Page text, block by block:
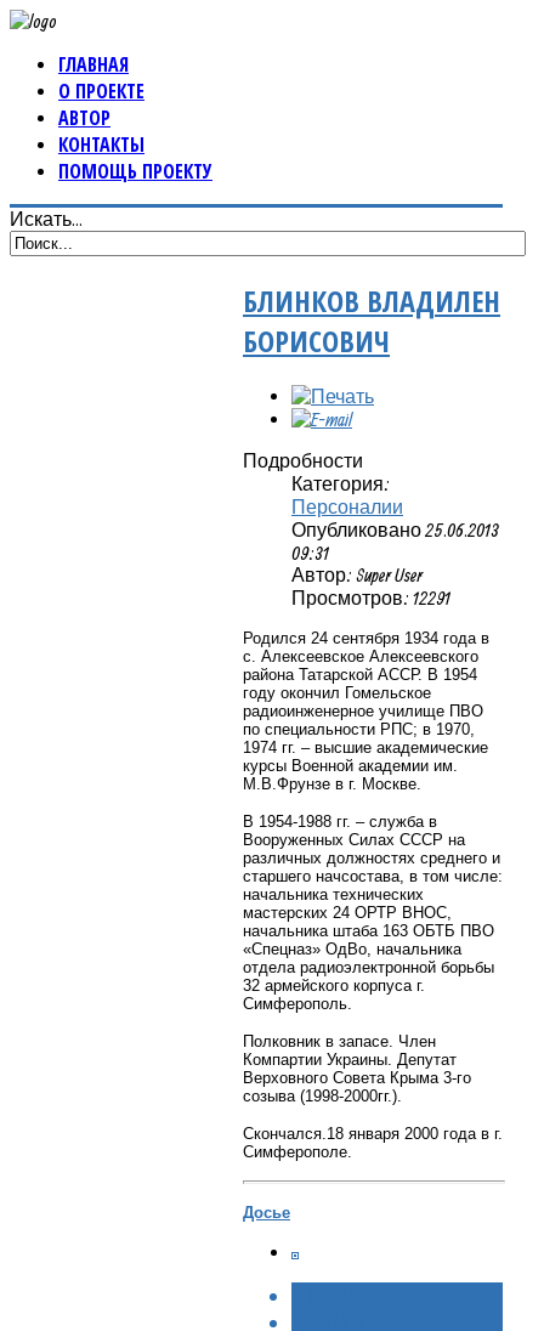
ГЛАВНАЯ
О ПРОЕКТЕ
АВТОР
КОНТАКТЫ
ПОМОЩЬ ПРОЕКТУ
Искать...
БЛИНКОВ ВЛАДИЛЕН
БОРИСОВИЧ
Подробности
Категория:
Персоналии
Опубликовано 25.06.2013
09:31
Автор: Super User
Просмотров: 12291
Родился 24 сентября 1934 года в
с. Алексеевское Алексеевского
района Татарской АССР. В 1954
году окончил Гомельское
радиоинженерное училище ПВО
по специальности РПС; в 1970,
1974 гг. – высшие академические
курсы Военной академии им.
М.В.Фрунзе в г. Москве.
В 1954-1988 гг. – служба в
Вооруженных Силах СССР на
различных должностях среднего и
старшего начсостава, в том числе:
начальника технических
мастерских 24 ОРТР ВНОС,
начальника штаба 163 ОБТБ ПВО
«Спецназ» ОдВо, начальника
отдела радиоэлектронной борьбы
32 армейского корпуса г.
Симферополь.
Полковник в запасе. Член
Компартии Украины. Депутат
Верховного Совета Крыма 3-го
созыва (1998-2000гг.).
Скончался.18 января 2000 года в г.
Симферополе.
Досье